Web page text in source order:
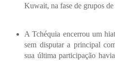
Kuwait, na fase de grupos de
A Tchéquia encerrou um
sem disputar a principal
sua última participação